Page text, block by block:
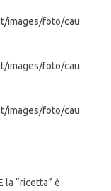
images/foto/cau
images/foto/cau
images/foto/cau
la “ricetta” è